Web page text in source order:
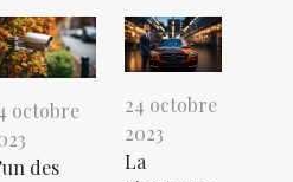
octobre
des
24 octobre
2023
La